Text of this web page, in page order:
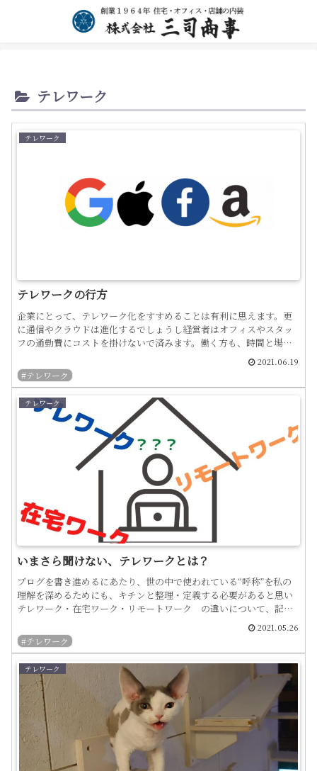
テレワーク
テレワーク
テレワークの行方
企業にとって、テレワーク化をすすめることは有利に思えます。更
に通信やクラウドは進化するでしょうし経営者はオフィスやスタッ
フの通勤費にコストを掛けないで済みます。働く方も、時間と場所
の制約から開放されます。大きな視点でみると・フェイスブック社...
2021.06.19
#テレワーク
テレワーク
いまさら聞けない、テレワークとは？
ブログを書き進めるにあたり、世の中で使われている“呼称”を私の
理解を深めるためにも、キチンと整理・定義する必要があると思い
テレワーク・在宅ワーク・リモートワーク の違いについて、記事
を書いてみました。・テレワークとは？（telework）「... 2021.05.26
#テレワーク
テレワーク